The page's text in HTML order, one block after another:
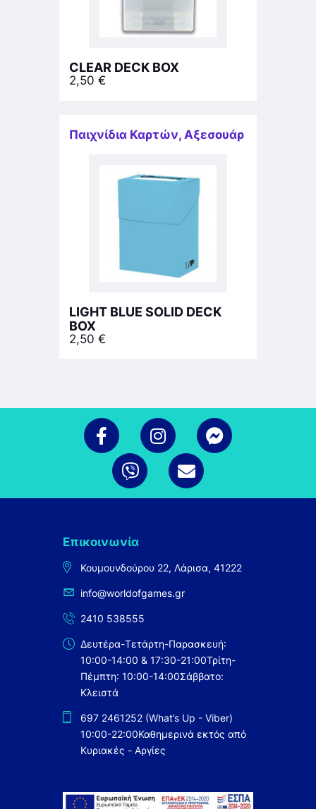
CLEAR DECK BOX
2,50 €
Παιχνίδια Καρτών, Αξεσουάρ
LIGHT BLUE SOLID DECK
BOX
2,50 €
Επικοινωνία
Κουμουνδούρου 22, Λάρισα, 41222
info@worldofgames.gr
2410 538555
Δευτέρα-Τετάρτη-Παρασκευή:
10:00-14:00 & 17:30-21:00Τρίτη-
Πέμπτη: 10:00-14:00Σάββατο:
Κλειστά
697 2461252 (What’s Up - Viber)
10:00-22:00Καθημερινά εκτός από
Κυριακές - Αργίες